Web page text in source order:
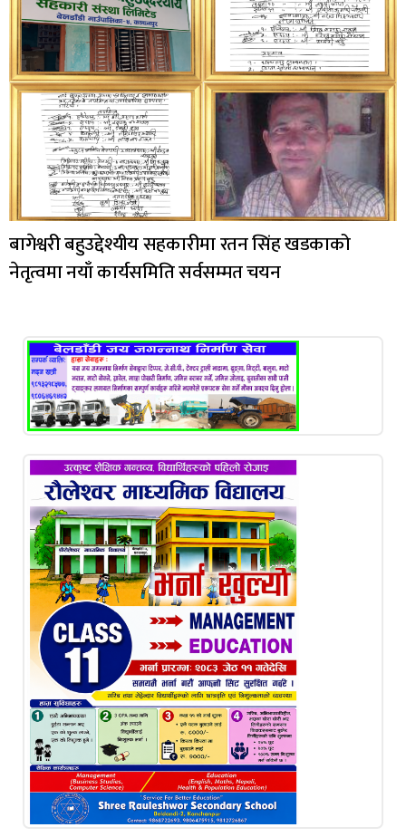
बागेश्वरी बहुउद्देश्यीय सहकारीमा रतन सिंह खडकाको
नेतृत्वमा नयाँ कार्यसमिति सर्वसम्मत चयन